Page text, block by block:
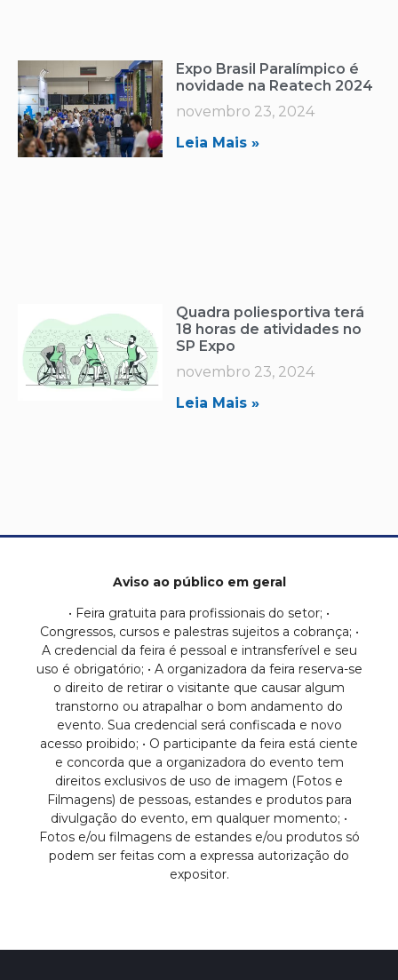
Expo Brasil Paralímpico é
novidade na Reatech 2024
novembro 23, 2024
Leia Mais »
Quadra poliesportiva terá
18 horas de atividades no
SP Expo
novembro 23, 2024
Leia Mais »
Aviso ao público em geral
• Feira gratuita para profissionais do setor; •
Congressos, cursos e palestras sujeitos a cobrança; •
A credencial da feira é pessoal e intransferível e seu
uso é obrigatório; • A organizadora da feira reserva-se
o direito de retirar o visitante que causar algum
transtorno ou atrapalhar o bom andamento do
evento. Sua credencial será confiscada e novo
acesso proibido; • O participante da feira está ciente
e concorda que a organizadora do evento tem
direitos exclusivos de uso de imagem (Fotos e
Filmagens) de pessoas, estandes e produtos para
divulgação do evento, em qualquer momento; •
Fotos e/ou filmagens de estandes e/ou produtos só
podem ser feitas com a expressa autorização do
expositor.